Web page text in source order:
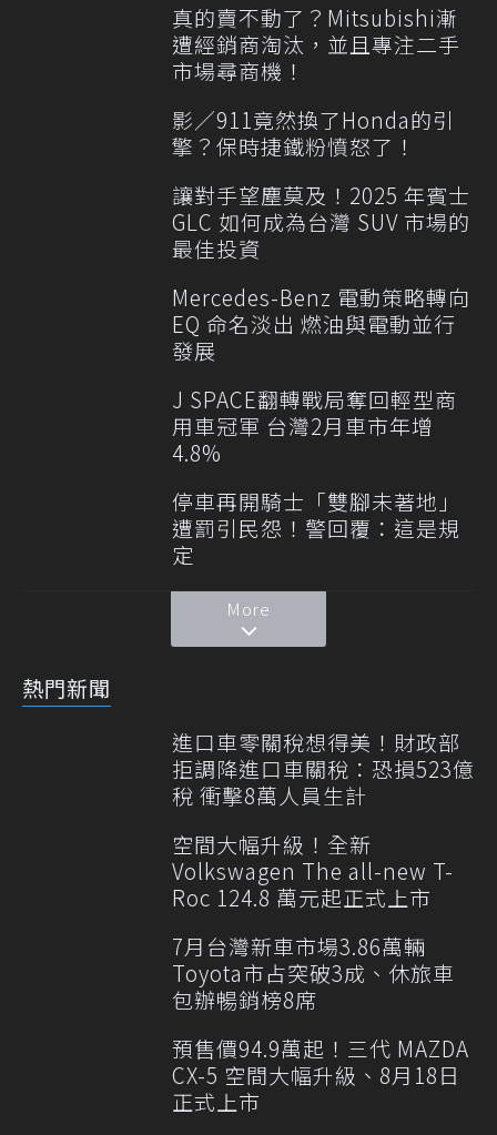
真的賣不動了？Mitsubishi漸
遭經銷商淘汰，並且專注二手
市場尋商機！
影／911竟然換了Honda的引
擎？保時捷鐵粉憤怒了！
讓對手望塵莫及！2025 年賓士
GLC 如何成為台灣 SUV 市場的
最佳投資
Mercedes-Benz 電動策略轉向
EQ 命名淡出 燃油與電動並行
發展
J SPACE翻轉戰局奪回輕型商
用車冠軍 台灣2月車市年增
4.8%
停車再開騎士「雙腳未著地」
遭罰引民怨！警回覆：這是規
定
More
熱門新聞
進口車零關稅想得美！財政部
拒調降進口車關稅：恐損523億
稅 衝擊8萬人員生計
空間大幅升級！全新
Volkswagen The all-new T-
Roc 124.8 萬元起正式上市
7月台灣新車市場3.86萬輛
Toyota市占突破3成、休旅車
包辦暢銷榜8席
預售價94.9萬起！三代 MAZDA
CX-5 空間大幅升級、8月18日
正式上市